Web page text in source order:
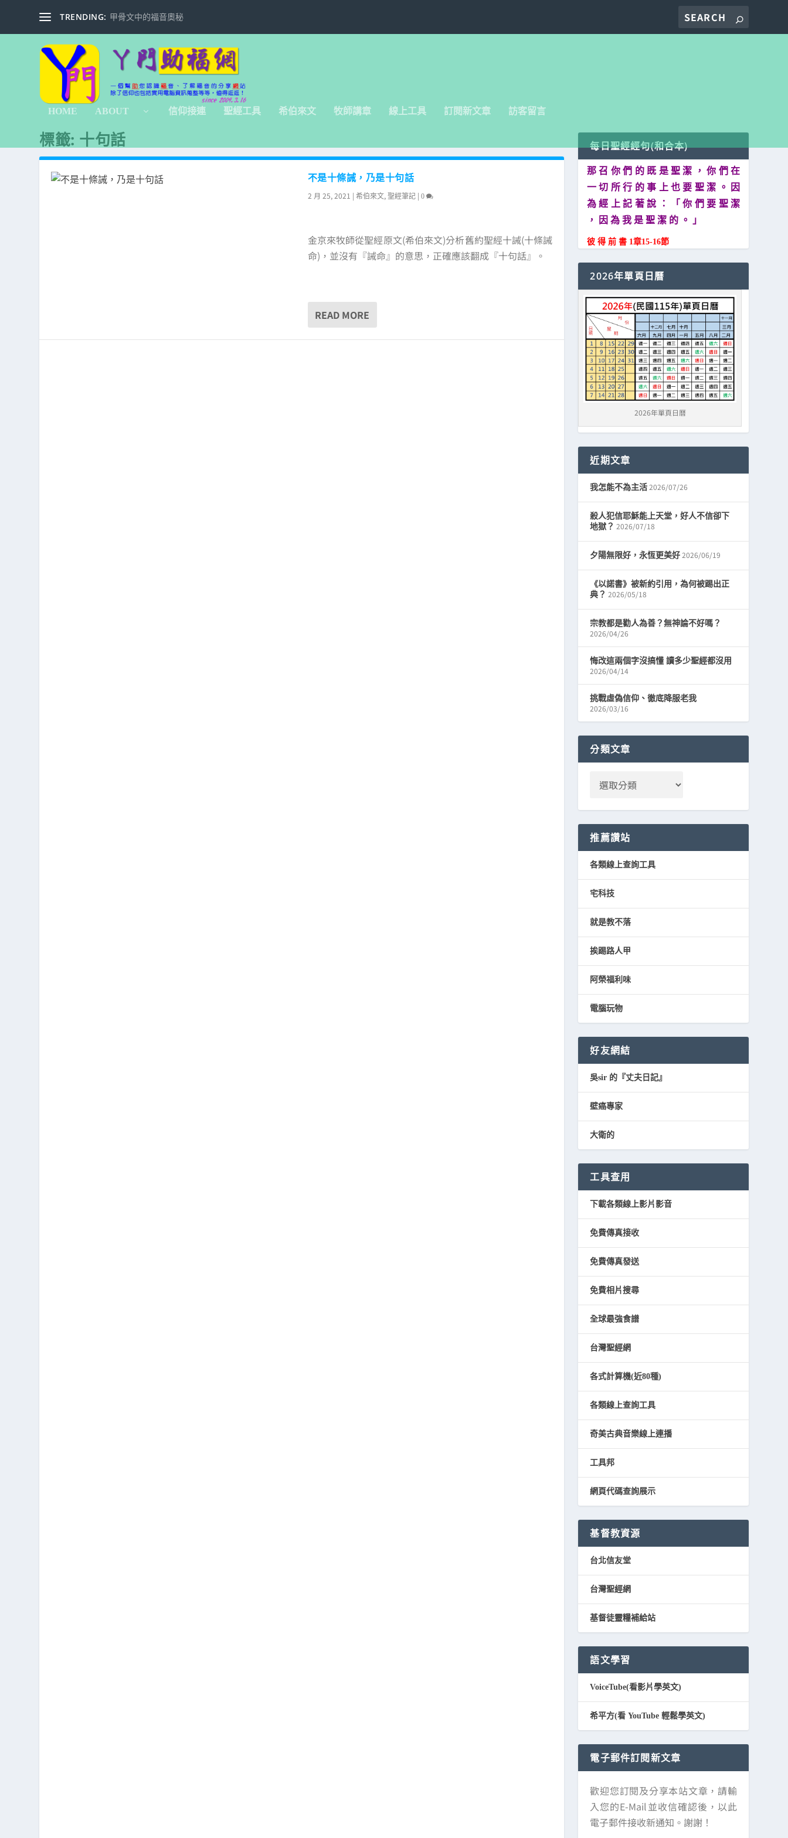
TRENDING: 甲骨文中的福音奧秘
HOME ABOUT 信仰接連 聖經工具 希伯來文 牧師講章 線上工具 訂閱新文章 訪客留言
標籤: 十句話
不是十條誡，乃是十句話
2 月 25, 2021 | 希伯來文, 聖經筆記| 0
金京來牧師從聖經原文(希伯來文)分析舊約聖經十誡(十條誡
命)，並沒有『誡命』的意思，正確應該翻成『十句話』。
READ MORE
每日聖經經句(和合本)
那 召 你 們 的 既 是 聖 潔 ， 你 們 在
一 切 所 行 的 事 上 也 要 聖 潔 。 因
為 經 上 記 著 說 ： 「 你 們 要 聖 潔
， 因 為 我 是 聖 潔 的 。 」
彼 得 前 書 1章15-16節
2026年單頁日曆
2026年單頁日曆
近期文章
我怎能不為主活 2026/07/26
殺人犯信耶穌能上天堂，好人不信卻下
地獄？ 2026/07/18
夕陽無限好，永恆更美好 2026/06/19
《以諾書》被新約引用，為何被踢出正
典？ 2026/05/18
宗教都是勸人為善？無神論不好嗎？
2026/04/26
悔改這兩個字沒搞懂 讀多少聖經都沒用
2026/04/14
挑戰虛偽信仰、徹底降服老我
2026/03/16
分類文章
推薦讚站
各類線上查詢工具
宅科技
就是教不落
挨踢路人甲
阿榮福利味
電腦玩物
好友網結
吳sir 的『丈夫日記』
壁癌專家
大衛的
工具查用
下載各類線上影片影音
免費傳真接收
免費傳真發送
免費相片搜尋
全球最強食譜
台灣聖經網
各式計算機(近80種)
各類線上查詢工具
奇美古典音樂線上連播
工具邦
網頁代碼查詢展示
基督教資源
台北信友堂
台灣聖經網
基督徒靈糧補給站
語文學習
VoiceTube(看影片學英文)
希平方(看 YouTube 輕鬆學英文)
電子郵件訂閱新文章
歡迎您訂閱及分享本站文章，請輸
入您的E-Mail並收信確認後，以此
電子郵件接收新通知。謝謝！